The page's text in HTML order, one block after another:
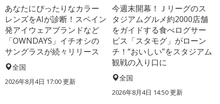
あなたにぴったりなカラー
レンズをAIが診断！スペイン
発アイウェアブランドなど
「OWNDAYS」イチオシの
サングラスが続々リリース
全国
2026年8月4日 17:00更新
今週末開幕！Ｊリーグのス
タジアムグルメ約2000店舗
をガイドする食べログサー
ビス「スタモグ」がローン
チ！“おいしい”をスタジアム
観戦の入り口に
全国
2026年8月4日 14:50更新